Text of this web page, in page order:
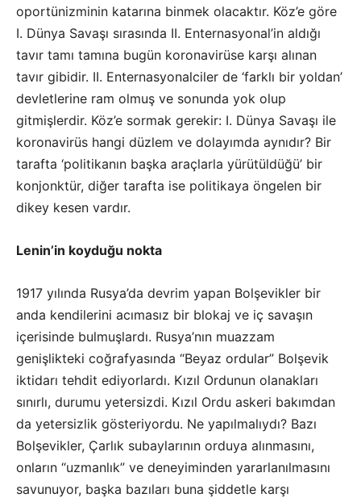
oportünizminin katarına binmek olacaktır. Köz’e göre
I. Dünya Savaşı sırasında II. Enternasyonal’in aldığı
tavır tamı tamına bugün koronavirüse karşı alınan
tavır gibidir. II. Enternasyonalciler de ‘farklı bir yoldan’
devletlerine ram olmuş ve sonunda yok olup
gitmişlerdir. Köz’e sormak gerekir: I. Dünya Savaşı ile
koronavirüs hangi düzlem ve dolayımda aynıdır? Bir
tarafta ‘politikanın başka araçlarla yürütüldüğü’ bir
konjonktür, diğer tarafta ise politikaya öngelen bir
dikey kesen vardır.
Lenin’in koyduğu nokta
1917 yılında Rusya’da devrim yapan Bolşevikler bir
anda kendilerini acımasız bir blokaj ve iç savaşın
içerisinde bulmuşlardı. Rusya’nın muazzam
genişlikteki coğrafyasında “Beyaz ordular” Bolşevik
iktidarı tehdit ediyorlardı. Kızıl Ordunun olanakları
sınırlı, durumu yetersizdi. Kızıl Ordu askeri bakımdan
da yetersizlik gösteriyordu. Ne yapılmalıydı? Bazı
Bolşevikler, Çarlık subaylarının orduya alınmasını,
onların “uzmanlık” ve deneyiminden yararlanılmasını
savunuyor, başka bazıları buna şiddetle karşı